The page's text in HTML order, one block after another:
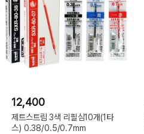
12,400
제트스트림 3색 리필심10개(1타
스) 0.38/0.5/0.7mm